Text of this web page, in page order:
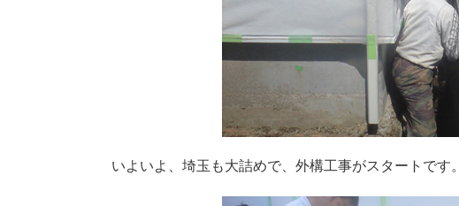
いよいよ、埼玉も大詰めで、外構工事がスタートです。